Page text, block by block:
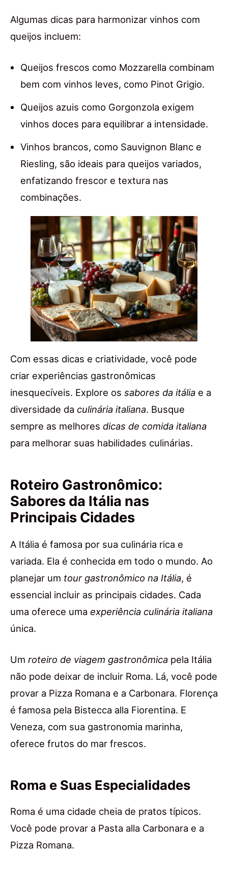
Algumas dicas para harmonizar vinhos com
queijos incluem:
Queijos frescos como Mozzarella combinam
bem com vinhos leves, como Pinot Grigio.
Queijos azuis como Gorgonzola exigem
vinhos doces para equilibrar a intensidade.
Vinhos brancos, como Sauvignon Blanc e
Riesling, são ideais para queijos variados,
enfatizando frescor e textura nas
combinações.
Com essas dicas e criatividade, você pode
criar experiências gastronômicas
inesquecíveis. Explore os sabores da itália e a
diversidade da culinária italiana. Busque
sempre as melhores dicas de comida italiana
para melhorar suas habilidades culinárias.
Roteiro Gastronômico:
Sabores da Itália nas
Principais Cidades
A Itália é famosa por sua culinária rica e
variada. Ela é conhecida em todo o mundo. Ao
planejar um tour gastronômico na Itália, é
essencial incluir as principais cidades. Cada
uma oferece uma experiência culinária italiana
única.
Um roteiro de viagem gastronômica pela Itália
não pode deixar de incluir Roma. Lá, você pode
provar a Pizza Romana e a Carbonara. Florença
é famosa pela Bistecca alla Fiorentina. E
Veneza, com sua gastronomia marinha,
oferece frutos do mar frescos.
Roma e Suas Especialidades
Roma é uma cidade cheia de pratos típicos.
Você pode provar a Pasta alla Carbonara e a
Pizza Romana.